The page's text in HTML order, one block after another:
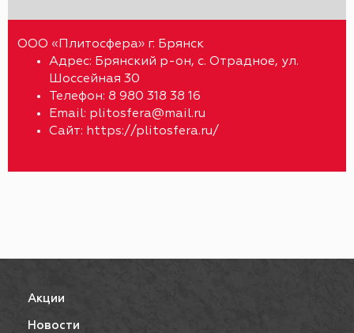
ООО «Плитосфера» г. Брянск
Адрес: Брянский р-он, с. Отрадное, ул.
Шоссейная 30
Телефон: 8 980 318 38 16
Еmail: plitosfera@mail.ru
Сайт: https://plitosfera.ru/
Акции
Новости